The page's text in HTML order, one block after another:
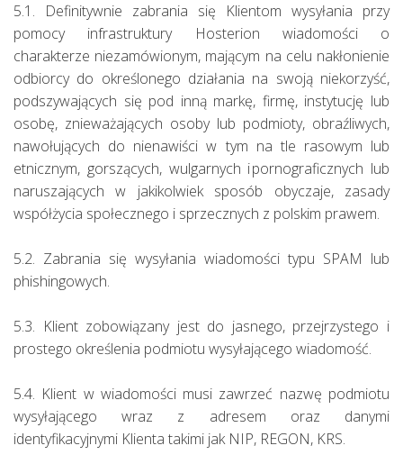
5.1. Definitywnie zabrania się Klientom wysyłania przy
pomocy infrastruktury Hosterion wiadomości o
charakterze niezamówionym, mającym na celu nakłonienie
odbiorcy do określonego działania na swoją niekorzyść,
podszywających się pod inną markę, firmę, instytucję lub
osobę, znieważających osoby lub podmioty, obraźliwych,
nawołujących do nienawiści w tym na tle rasowym lub
etnicznym, gorszących, wulgarnych i pornograficznych lub
naruszających w jakikolwiek sposób obyczaje, zasady
współżycia społecznego i sprzecznych z polskim prawem.
5.2. Zabrania się wysyłania wiadomości typu SPAM lub
phishingowych.
5.3. Klient zobowiązany jest do jasnego, przejrzystego i
prostego określenia podmiotu wysyłającego wiadomość.
5.4. Klient w wiadomości musi zawrzeć nazwę podmiotu
wysyłającego wraz z adresem oraz danymi
identyfikacyjnymi Klienta takimi jak NIP, REGON, KRS.